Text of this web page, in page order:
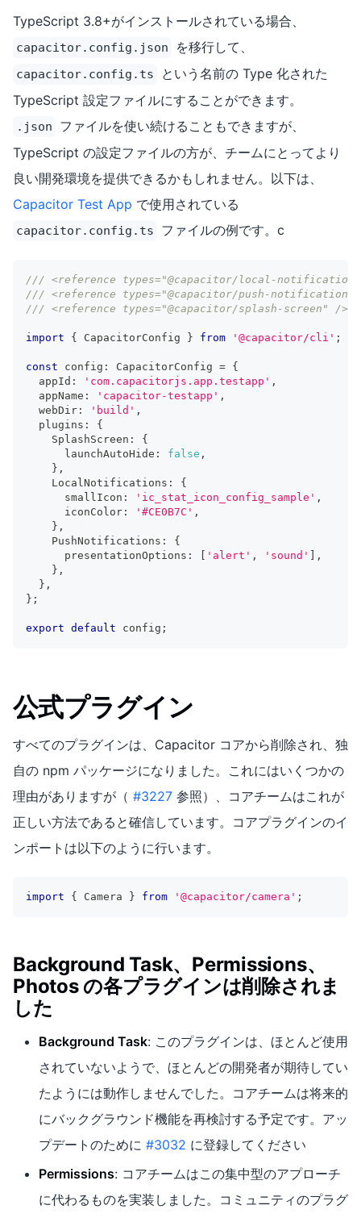
TypeScript 3.8+がインストールされている場合、
capacitor.config.json を移行して、
capacitor.config.ts
という名前の Type 化された
TypeScript 設定ファイルにすることができます。
.json
ファイルを使い続けることもできますが、
TypeScript の設定ファイルの方が、チームにとってより
良い開発環境を提供できるかもしれません。以下は、
Capacitor Test App で使用されている
capacitor.config.ts ファイルの例です。c
/// <reference types="@capacitor/local-
/// <reference types="@capacitor/push-
/// <reference types="@capacitor/splash-screen" />
import { CapacitorConfig } from '@capacitor/cli' ;
const config : CapacitorConfig = {
  appId
: 'com.capacitorjs.app.testapp' ,
  appName
: 'capacitor-testapp' ,
  webDir
: 'build' ,
  plugins
:
{
    SplashScreen
:
{
      launchAutoHide
: false ,
} ,
    LocalNotifications
:
{
      smallIcon
: 'ic_stat_icon_config_sample' ,
      iconColor
: '#CE0B7C' ,
} ,
    PushNotifications
:
{
      presentationOptions
: 'alert' , 'sound'
,
} ,
} ,
} ;
export default config ;
公式プラグイン
すべてのプラグインは、Capacitor コアから削除され、独
自の npm パッケージになりました。これにはいくつかの
理由がありますが（ #3227 参照）、コアチームはこれが
正しい方法であると確信しています。コアプラグインのイ
ンポートは以下のように行います。
import { Camera } from '@capacitor/camera' ;
Background Task、Permissions、
Photos の各プラグインは削除されま
した
Background Task: このプラグインは、ほとんど使用
されていないようで、ほとんどの開発者が期待してい
たようには動作しませんでした。コアチームは将来的
にバックグラウンド機能を再検討する予定です。アッ
プデートのために #3032 に登録してください
Permissions: コアチームはこの集中型のアプローチ
に代わるものを実装しました。コミュニティのプラグ